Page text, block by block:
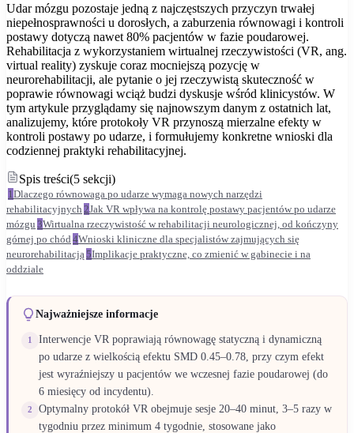
Udar mózgu pozostaje jedną z najczęstszych przyczyn trwałej
niepełnosprawności u dorosłych, a zaburzenia równowagi i kontroli
postawy dotyczą nawet 80% pacjentów w fazie poudarowej.
Rehabilitacja z wykorzystaniem wirtualnej rzeczywistości (VR, ang.
virtual reality) zyskuje coraz mocniejszą pozycję w
neurorehabilitacji, ale pytanie o jej rzeczywistą skuteczność w
poprawie równowagi wciąż budzi dyskusje wśród klinicystów. W
tym artykule przyglądamy się najnowszym danym z ostatnich lat,
analizujemy, które protokoły VR przynoszą mierzalne efekty w
kontroli postawy po udarze, i formułujemy konkretne wnioski dla
codziennej praktyki rehabilitacyjnej.
Spis treści(5 sekcji)
1 Dlaczego równowaga po udarze wymaga nowych narzędzi
rehabilitacyjnych 2Jak VR wpływa na kontrolę postawy pacjentów po udarze
mózgu 3Wirtualna rzeczywistość w rehabilitacji neurologicznej, od kończyny
górnej po chód 4Wnioski kliniczne dla specjalistów zajmujących się
neurorehabilitacją 5Implikacje praktyczne, co zmienić w gabinecie i na
oddziale
Najważniejsze informacje
1
Interwencje VR poprawiają równowagę statyczną i dynamiczną
po udarze z wielkością efektu SMD 0.45–0.78, przy czym efekt
jest wyraźniejszy u pacjentów we wczesnej fazie poudarowej (do
6 miesięcy od incydentu).
2
Optymalny protokół VR obejmuje sesje 20–40 minut, 3–5 razy w
tygodniu przez minimum 4 tygodnie, stosowane jako